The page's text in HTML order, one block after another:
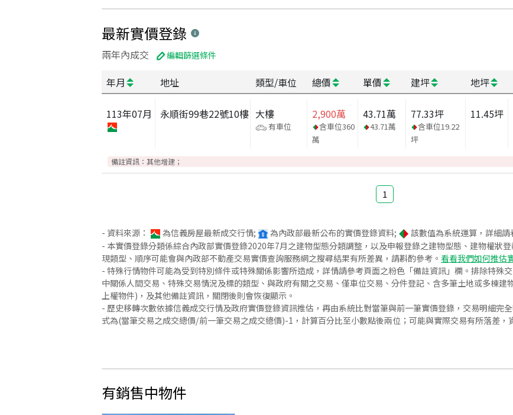
最新實價登錄
兩年內成交 編輯篩選條件
年月 地址 類型/車位 總價 單價 建坪 地坪
113年07月 永順街99巷22號10樓 大樓
有車位
2,900萬
含車位360
萬
43.71萬
43.71萬
77.33坪
含車位19.22
坪
11.45坪
備註資訊： 其他增建；
1
- 資料來源： 為信義房屋最新成交行情; 為內政部最新公布的實價登錄資料; 該數值為系統運算，詳細請
- 本實價登錄分類係綜合內政部實價登錄2020年7月之建物型態分類調整，以及申報登錄之建物型態、建物權狀
現類型、順序可能會與內政部不動產交易實價查詢服務網之搜尋結果有所差異，請斟酌參考。 看看我們如何推估
- 特殊行情物件可能為受到特別條件或特殊關係影響所造成，詳情請參考頁面之粉色「備註資訊」欄。排除特殊
中關係人間交易、特殊交易情況及標的類型、與政府有關之交易、僅車位交易、分件登記、含多筆土地或多棟建
上權物件)，及其他備註資訊，關閉後則會恢復顯示。
- 歷史移轉次數依據信義成交行情及政府實價登錄資訊推估，再由系統比對當筆與前一筆實價登錄，交易明細完
式為(當筆交易之成交總價/前一筆交易之成交總價)-1，計算百分比至小數點後兩位；可能與實際交易有所落差，
有銷售中物件